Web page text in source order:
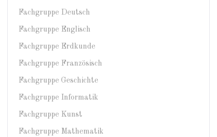
Fachgruppe Deutsch
Fachgruppe Englisch
Fachgruppe Erdkunde
Fachgruppe Französisch
Fachgruppe Geschichte
Fachgruppe Informatik
Fachgruppe Kunst
Fachgruppe Mathematik